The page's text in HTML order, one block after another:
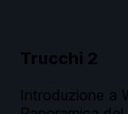
Trucchi 2
Introduzione a